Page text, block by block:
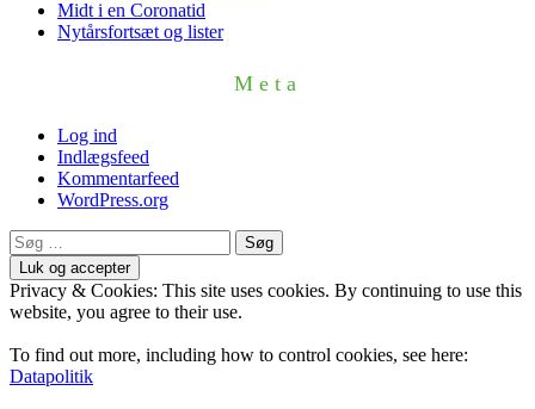
Midt i en Coronatid
Nytårsfortsæt og lister
Meta
Log ind
Indlægsfeed
Kommentarfeed
WordPress.org
Søg
efter:
Privacy & Cookies: This site uses cookies. By continuing to use this
website, you agree to their use.
To find out more, including how to control cookies, see here:
Datapolitik